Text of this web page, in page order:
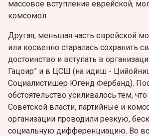
массовое вступление еврейской,
комсомол.
Другая, меньшая часть еврейской
или косвенно старалась сохранить
достоинство и вступать в
Гацоир” и в ЦСШ (на идиш -
Социалистишер Югенд Фербанд).
обстоятельство усиливалось тем,
Советской власти, партийные и
организации проводили резкую,
социальную дифференциацию. Во